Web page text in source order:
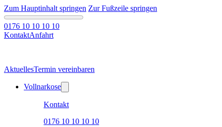
Zum Hauptinhalt springen Zur Fußzeile springen
0176 10 10 10 10
KontaktAnfahrt
AktuellesTermin vereinbaren
Vollnarkose
Kontakt
0176 10 10 10 10